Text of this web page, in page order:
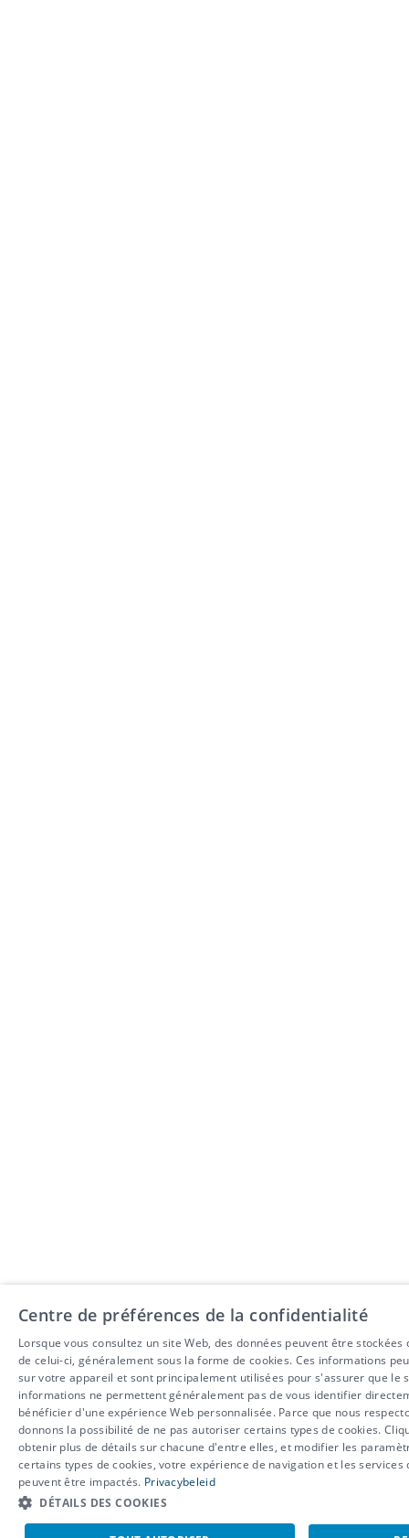
Centre de préférences de la confidentialité
Lorsque vous consultez un site Web, des données peuvent être
de celui-ci, généralement sous la forme de cookies. Ces informations
sur votre appareil et sont principalement utilisées pour s'assurer que le
informations ne permettent généralement pas de vous identifier
bénéficier d'une expérience Web personnalisée. Parce que nous
donnons la possibilité de ne pas autoriser certains types de cookies.
obtenir plus de détails sur chacune d'entre elles, et modifier les
certains types de cookies, votre expérience de navigation et les
peuvent être impactés. Privacybeleid
DÉTAILS DES COOKIES